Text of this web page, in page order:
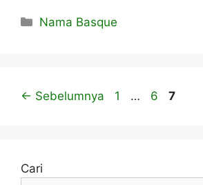
Kategori
Nama Basque
← Sebelumnya Halaman
1 … Halaman
6 7
Cari